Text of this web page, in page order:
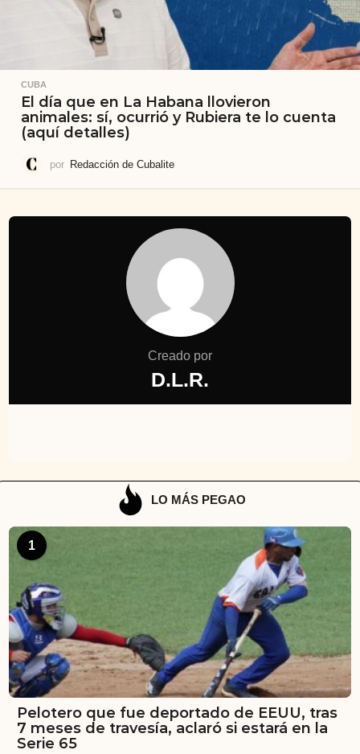
CUBA
El día que en La Habana llovieron
animales: sí, ocurrió y Rubiera te lo cuenta
(aquí detalles)
por Redacción de Cubalite
Creado por
D.L.R.
LO MÁS PEGAO
1
Pelotero que fue deportado de EEUU, tras
7 meses de travesía, aclaró si estará en la
Serie 65